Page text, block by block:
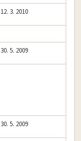
12. 3. 2010
30. 5. 2009
30. 5. 2009